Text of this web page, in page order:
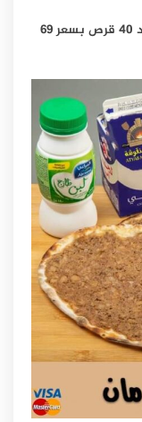
كيلو صفيحة شامية بندورة أو دبس رمان عدد 40 قرص بسعر 69